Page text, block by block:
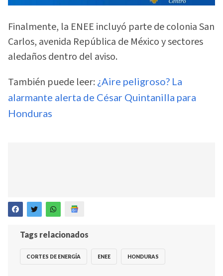
Finalmente, la ENEE incluyó parte de colonia San
Carlos, avenida República de México y sectores
aledaños dentro del aviso.
También puede leer: ¿Aire peligroso? La
alarmante alerta de César Quintanilla para
Honduras
Tags relacionados
CORTES DE ENERGÍA ENEE HONDURAS